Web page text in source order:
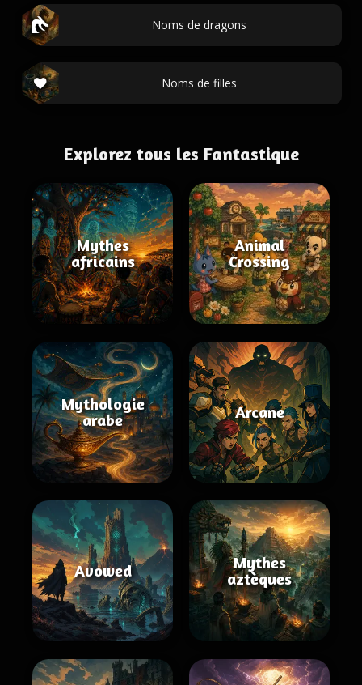
Noms de dragons
Noms de filles
Explorez tous les Fantastique
Mythes
africains
Animal
Crossing
Mythologie
arabe
Arcane
Avowed
Mythes
aztèques